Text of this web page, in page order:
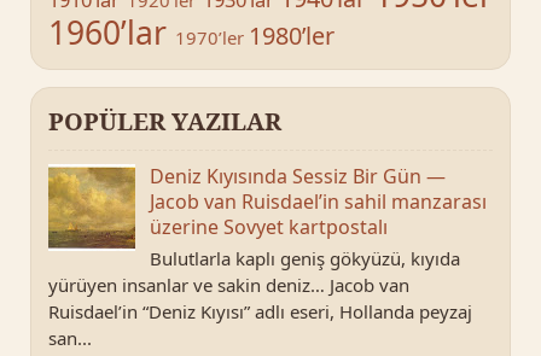
1960’lar 1970’ler 1980’ler
POPÜLER YAZILAR
Deniz Kıyısında Sessiz Bir Gün —
Jacob van Ruisdael’in sahil manzarası
üzerine Sovyet kartpostalı
Bulutlarla kaplı geniş gökyüzü, kıyıda
yürüyen insanlar ve sakin deniz… Jacob van
Ruisdael’in “Deniz Kıyısı” adlı eseri, Hollanda peyzaj
san...